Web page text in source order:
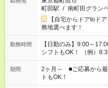
町田駅 / 南町田グラン
【自宅からドアtoド
務地選べます！
勤務時間
【日勤のみ】9:00～17:00（休憩60分
シフトもOK！ （例
「家族とお休みを合わ
など、あなたのご希望に
ーク希望の方へ 今ご覧
のお仕事の勤務時間。
期間
2ヶ月～ ■ご応募から
トもOK！